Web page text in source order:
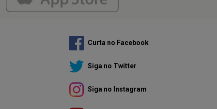
Curta no Facebook
Siga no Twitter
Siga no Instagram